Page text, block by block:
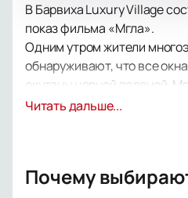
В Барвиха Luxury Village
показ фильма «Мгла».
Одним утром жители
обнаруживают, что все
окутаны черной пеленой.
каждого, кто пытается
Читать дальше...
Почему